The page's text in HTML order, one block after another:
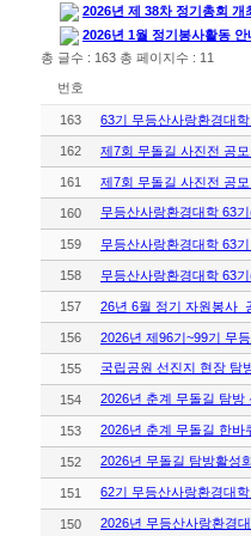
2026년 제 38차 정기총회 개
2026년 1월 정기봉사활동 안
총 글수 : 163 총 페이지수 : 11
번호
163 63기 무등산사랑환경대
162 제7회 무돌길 사진전 공
161 제7회 무돌길 사진전 공
160 무등산사랑환경대학 63
159 무등산사랑환경대학 63
158 무등산사랑환경대학 63
157 26년 6월 정기 자원봉사
156 2026년 제96기~99기 무
155 국립공원 선진지 현장 탐
154 2026년 춘계 무돌길 탐방
153 2026년 춘계 무돌길 한바
152 2026년 무돌길 탐방활성
151 62기 무등산사랑환경대
150 2026년 무등산사랑환경